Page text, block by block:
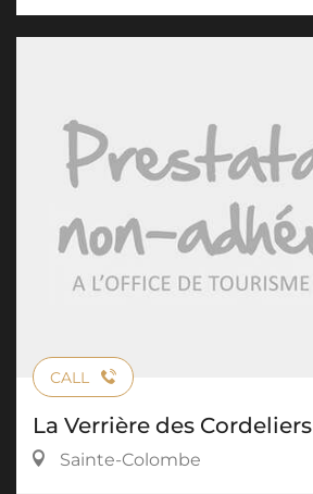
CALL
La Verrière des Cordeliers
Sainte-Colombe